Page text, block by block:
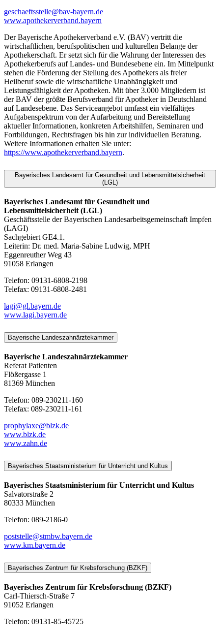
geschaeftsstelle@bav-bayern.de
www.apothekerverband.bayern
Der Bayerische Apothekerverband e.V. (BAV) vertritt die
wirtschaftlichen, berufspolitischen und kulturellen Belange der
Apothekerschaft. Er setzt sich für die Wahrung der Interessen des
Apothekerberufs auf Landes- und Bundesebene ein. Im Mittelpunkt
stehen die Förderung der Stellung des Apothekers als freier
Heilberuf sowie die wirtschaftliche Unabhängigkeit und
Leistungsfähigkeit der Apotheken. Mit über 3.000 Mitgliedern ist
der BAV der größte Berufsverband für Apotheker in Deutschland
auf Landesebene. Das Serviceangebot umfasst ein vielfältiges
Aufgabenspektrum von der Aufarbeitung und Bereitstellung
aktueller Informationen, konkreten Arbeitshilfen, Seminaren und
Fortbildungen, Rechtsfragen bis hin zur individuellen Beratung.
Weitere Informationen erhalten Sie unter:
https://www.apothekerverband.bayern.
Bayerisches Landesamt für Gesundheit und Lebensmittelsicherheit
(LGL)
Bayerisches Landesamt für Gesundheit und
Lebensmittelsicherheit (LGL)
Geschäftsstelle der Bayerischen Landesarbeitsgemeinschaft Impfen
(LAGI)
Sachgebiert GE4.1.
Leiterin: Dr. med. Maria-Sabine Ludwig, MPH
Eggenreuther Weg 43
91058 Erlangen
Telefon: 09131-6808-2198
Telefax: 09131-6808-2481
lagi@gl.bayern.de
www.lagi.bayern.de
Bayerische Landeszahnärztekammer
Bayerische Landeszahnärztekammer
Referat Patienten
Flößergasse 1
81369 München
Telefon: 089-230211-160
Telefax: 089-230211-161
prophylaxe@blzk.de
www.blzk.de
www.zahn.de
Bayerisches Staatsministerium für Unterricht und Kultus
Bayerisches Staatsministerium für Unterricht und Kultus
Salvatorstraße 2
80333 München
Telefon: 089-2186-0
poststelle@stmbw.bayern.de
www.km.bayern.de
Bayerisches Zentrum für Krebsforschung (BZKF)
Bayerisches Zentrum für Krebsforschung (BZKF)
Carl-Thiersch-Straße 7
91052 Erlangen
Telefon: 09131-85-45725